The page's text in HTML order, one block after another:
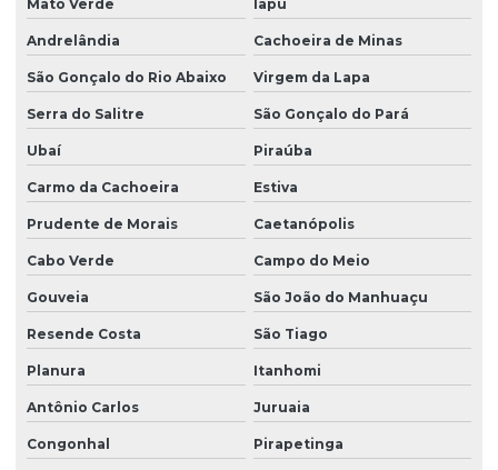
Mato Verde Iapu
Andrelândia Cachoeira de Minas
São Gonçalo do Rio Abaixo Virgem da Lapa
Serra do Salitre São Gonçalo do Pará
Ubaí Piraúba
Carmo da Cachoeira Estiva
Prudente de Morais Caetanópolis
Cabo Verde Campo do Meio
Gouveia São João do Manhuaçu
Resende Costa São Tiago
Planura Itanhomi
Antônio Carlos Juruaia
Congonhal Pirapetinga